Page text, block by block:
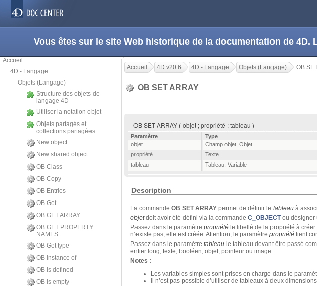
Vous êtes sur le site Web historique de la documentation de
Accueil
4D - Langage
Objets (Langage)
Structure des objets de
langage 4D
Utiliser la notation objet
Objets partagés et
collections partagées
New object
New shared object
OB Class
OB Copy
OB Entries
OB Get
OB GET ARRAY
OB GET PROPERTY
NAMES
OB Get type
OB Instance of
OB Is defined
OB Is empty
Accueil 4D v20.6 4D - Langage Objets (Langage) OB
OB SET ARRAY
OB SET ARRAY ( objet ; propriété ; tableau )
Paramètre Type
objet
Champ objet Objet
propriété
Texte
tableau
Tableau Variable
Description
La commande OB SET ARRAY permet de définir le tableau à
objetdoit avoir été défini via la commande C_OBJECTou désigner
Passez dans le paramètre propriété le libellé de la propriété à
n’existe pas, elle est créée. Attention, le paramètre propriété tient
Passez dans le paramètre tableau le tableau devant être passé
entier long, texte, booléen, objet, pointeur ou image.
Notes :
Les variables simples sont prises en charge dans le
Il n’est pas possible d’utiliser de tableaux à deux